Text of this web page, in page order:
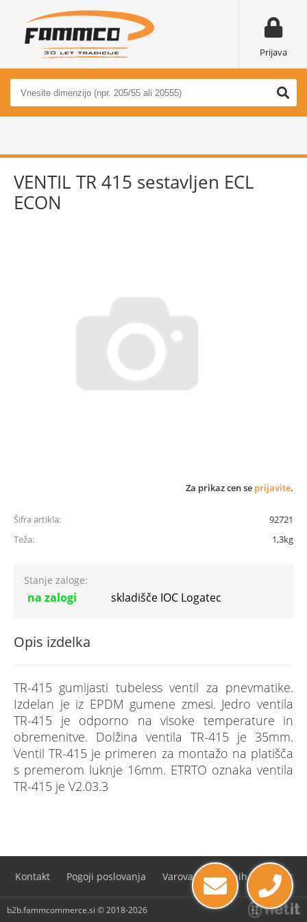
Prijava
VENTIL TR 415 sestavljen ECL
ECON
Za prikaz cen se prijavite.
Šifra artikla:
92721
Teža:
1,3kg
Stanje zaloge:
na zalogi skladišče IOC Logatec
Opis izdelka
TR-415 gumijasti tubeless ventil za pnevmatike.
Izdelan je iz EPDM gumene zmesi. Jedro ventila
TR-415 je odporno na visoke temperature in
obremenitve. Dolžina ventila TR-415 je 35mm.
Ventil TR-415 je primeren za montažo na platišča
s premerom luknje 16mm. ETRTO oznaka ventila
TR-415 je V2.03.3
Kontakt Pogoji poslovanja Varovanje osebnih podatkov
b2b.fammcommerce.si © 2018-2026